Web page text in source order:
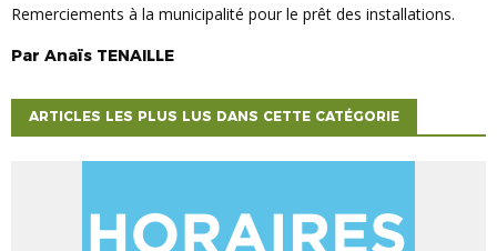
Remerciements à la municipalité pour le prêt des installations.
Par Anaïs TENAILLE
ARTICLES LES PLUS LUS DANS CETTE CATÉGORIE